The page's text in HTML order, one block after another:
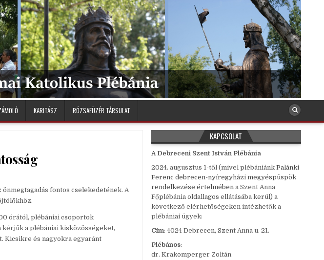
KARITÁSZ RÓZSAFÜZÉR TÁRSULAT
fontos cselekedetének. A
órától, plébániai csoportok
a plébániai kisközösségeket,
Kicsikre és nagyokra egyaránt
KAPCSOLAT
A Debreceni Szent István Plébánia
2024. augusztus 1-től (mivel plébániánk Palánki
Ferenc debrecen-nyíregyházi megyéspüspök
rendelkezése értelmébena Szent Anna
Főplébánia oldallagos ellátásába kerül) a
következő elérhetőségeken intézhetők a
plébániai ügyek:
Cím: 4024 Debrecen, Szent Anna u. 21.
Plébános:
dr. Krakomperger Zoltán